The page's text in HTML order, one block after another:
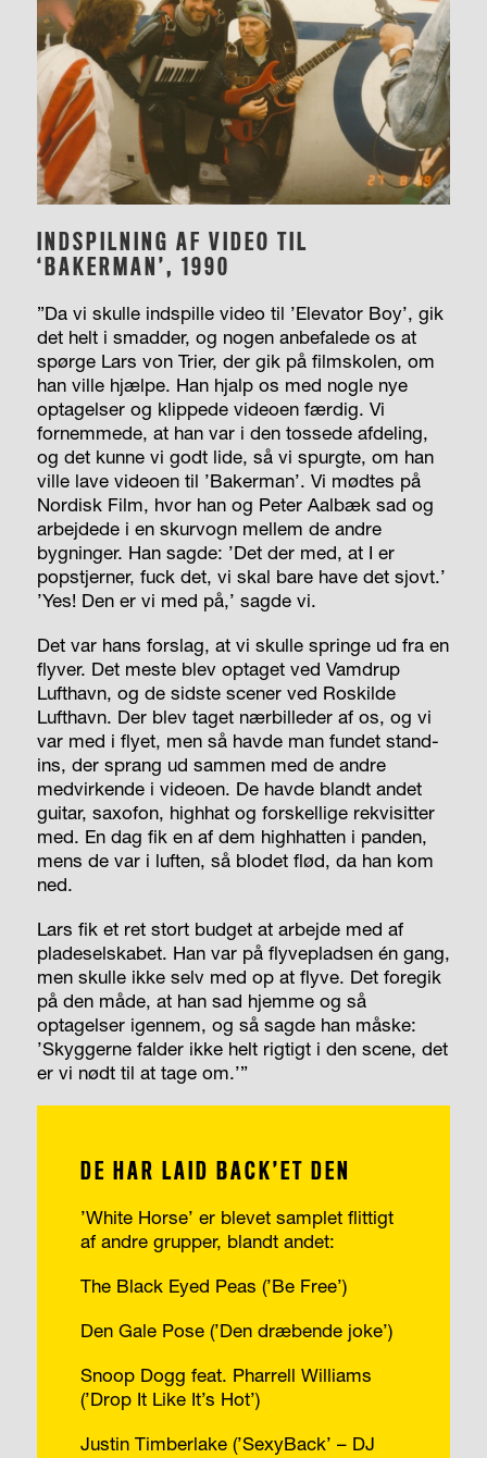
INDSPILNING AF VIDEO TIL
‘BAKERMAN’, 1990
”Da vi skulle indspille video til ’Elevator Boy’, gik
det helt i smadder, og nogen anbefalede os at
spørge Lars von Trier, der gik på filmskolen, om
han ville hjælpe. Han hjalp os med nogle nye
optagelser og klippede videoen færdig. Vi
fornemmede, at han var i den tossede afdeling,
og det kunne vi godt lide, så vi spurgte, om han
ville lave videoen til ’Bakerman’. Vi mødtes på
Nordisk Film, hvor han og Peter Aalbæk sad og
arbejdede i en skurvogn mellem de andre
bygninger. Han sagde: ’Det der med, at I er
popstjerner, fuck det, vi skal bare have det sjovt.’
’Yes! Den er vi med på,’ sagde vi.
Det var hans forslag, at vi skulle springe ud fra en
flyver. Det meste blev optaget ved Vamdrup
Lufthavn, og de sidste scener ved Roskilde
Lufthavn. Der blev taget nærbilleder af os, og vi
var med i flyet, men så havde man fundet stand-
ins, der sprang ud sammen med de andre
medvirkende i videoen. De havde blandt andet
guitar, saxofon, highhat og forskellige rekvisitter
med. En dag fik en af dem highhatten i panden,
mens de var i luften, så blodet flød, da han kom
ned.
Lars fik et ret stort budget at arbejde med af
pladeselskabet. Han var på flyvepladsen én gang,
men skulle ikke selv med op at flyve. Det foregik
på den måde, at han sad hjemme og så
optagelser igennem, og så sagde han måske:
’Skyggerne falder ikke helt rigtigt i den scene, det
er vi nødt til at tage om.’”
DE HAR LAID BACK’ET DEN
’White Horse’ er blevet samplet flittigt
af andre grupper, blandt andet:
The Black Eyed Peas (’Be Free’)
Den Gale Pose (’Den dræbende joke’)
Snoop Dogg feat. Pharrell Williams
(’Drop It Like It’s Hot’)
Justin Timberlake (’SexyBack’ – DJ